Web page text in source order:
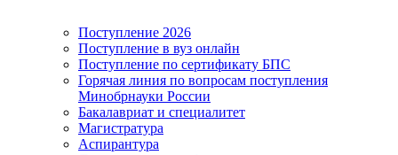
Поступление 2026
Поступление в вуз онлайн
Поступление по сертификату БПС
Горячая линия по вопросам поступления
Минобрнауки России
Бакалавриат и специалитет
Магистратура
Аспирантура